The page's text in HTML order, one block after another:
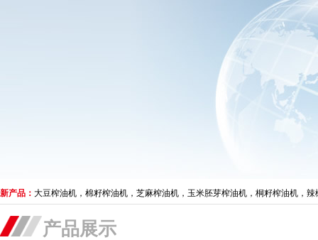
新产品： 大豆榨油机，棉籽榨油机，芝麻榨油机，玉米胚芽榨油机，桐籽榨油机，辣
产品展示